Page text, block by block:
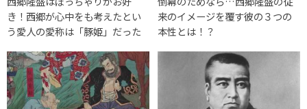
き！西郷が心中をも考えたとい
う愛人の愛称は「豚姫」だった
来のイメージを覆す彼の３つの
本性とは！？